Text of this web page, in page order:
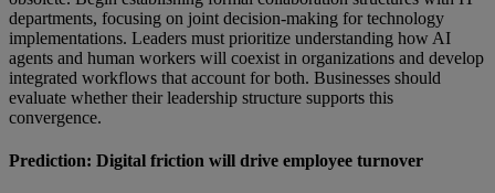
departments, focusing on joint decision-making for technology
implementations. Leaders must prioritize understanding how AI
agents and human workers will coexist in organizations and develop
integrated workflows that account for both. Businesses should
evaluate whether their leadership structure supports this
convergence.
Prediction: Digital friction will drive employee turnover